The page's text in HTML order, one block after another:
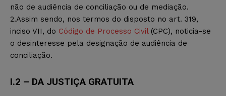
não de audiência de conciliação ou de mediação.
2.Assim sendo, nos termos do disposto no art. 319,
inciso VII, do Código de Processo Civil (CPC), noticia-se
o desinteresse pela designação de audiência de
conciliação.
I.2 – DA JUSTIÇA GRATUITA